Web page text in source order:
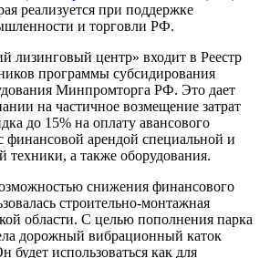
реализуется при поддержке
и торговли РФ.
лизинговый центр» входит в Реестр
программы субсидирования
Минпромторга РФ. Это дает
на частичное возмещение затрат
до 15% на оплату авансового
финансовой арендой специальной и
техники, а также оборудования.
снижения финансового
строительно-монтажная
области. С целью пополнения парка
дорожный вибрационный каток
будет использоваться как для